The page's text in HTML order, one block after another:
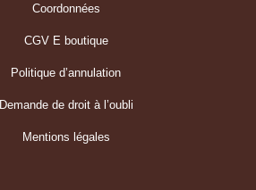
Coordonnées
CGV E boutique
Politique d’annulation
Demande de droit à l’oubli
Mentions légales